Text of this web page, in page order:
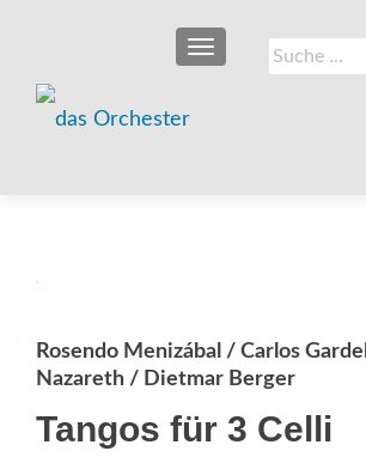
Suche
nach:
SCHALTE
Rosendo Menizábal / Carlos
Nazareth / Dietmar Berger
Tangos für 3 Celli